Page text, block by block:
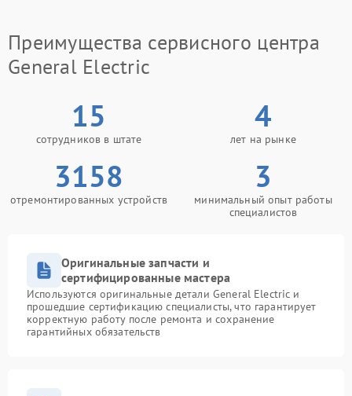
Преимущества сервисного центра
General Electric
15
сотрудников в штате
4
лет на рынке
3158
отремонтированных устройств
3
минимальный опыт работы
специалистов
Оригинальные запчасти и
сертифицированные мастера
Используются оригинальные детали General Electric и
прошедшие сертификацию специалисты, что гарантирует
корректную работу после ремонта и сохранение
гарантийных обязательств